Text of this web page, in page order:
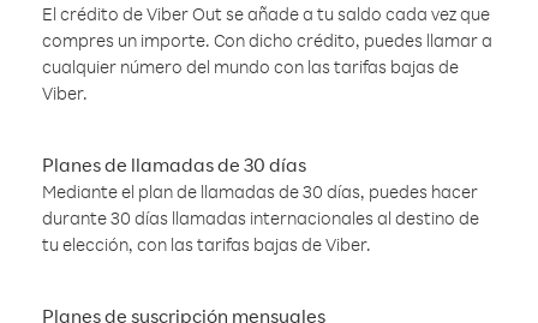
El crédito de Viber Out se añade a tu saldo cada vez que
compres un importe. Con dicho crédito, puedes llamar a
cualquier número del mundo con las tarifas bajas de
Viber.
Planes de llamadas de 30 días
Mediante el plan de llamadas de 30 días, puedes hacer
durante 30 días llamadas internacionales al destino de
tu elección, con las tarifas bajas de Viber.
Planes de suscripción mensuales